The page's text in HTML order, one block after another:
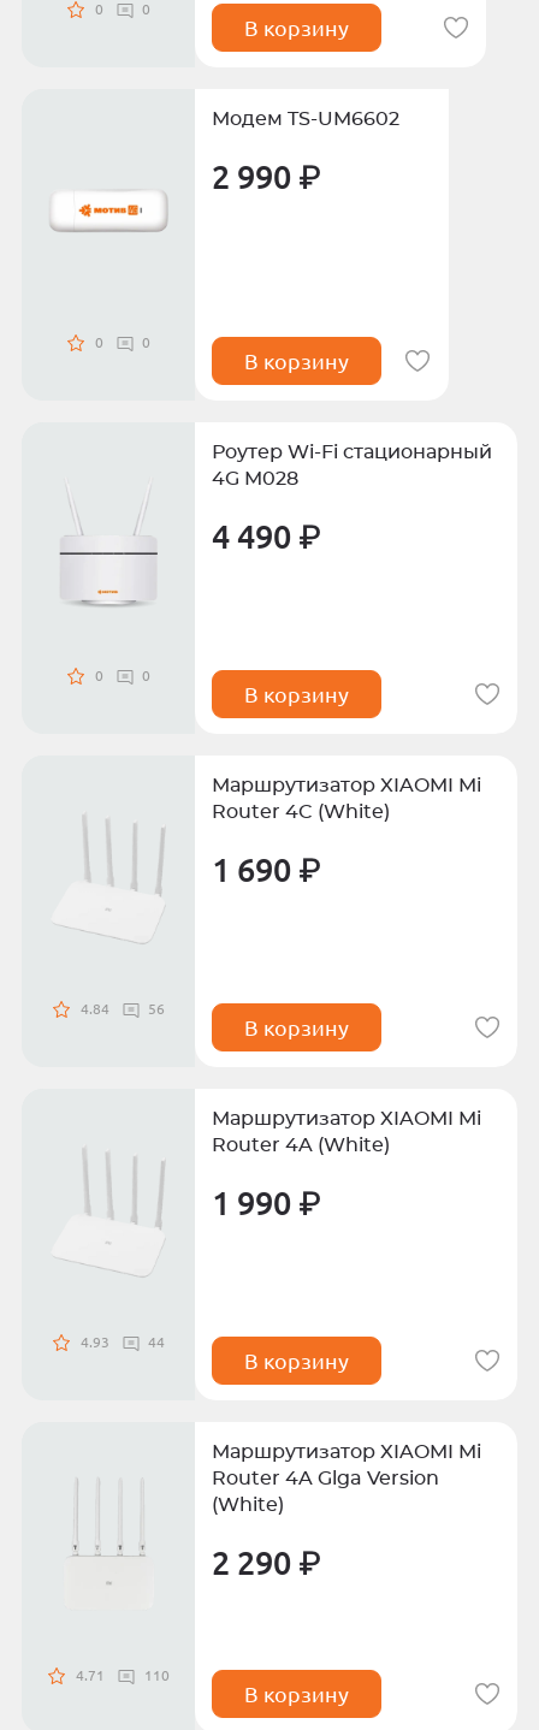
0 0
В корзину
0 0
Модем TS-UM6602
2 990 ₽
В корзину
0 0
Роутер Wi-Fi стационарный
4G M028
4 490 ₽
В корзину
4.84 56
Маршрутизатор XIAOMI Mi
Router 4C (White)
1 690 ₽
В корзину
4.93 44
Маршрутизатор XIAOMI Mi
Router 4A (White)
1 990 ₽
В корзину
4.71 110
Маршрутизатор XIAOMI Mi
Router 4A Glga Version
(White)
2 290 ₽
В корзину